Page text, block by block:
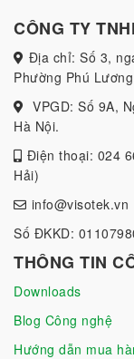
CÔNG TY
Địa chỉ: Số 3,
Phường Phú
VPGD: Số 9A,
Hà Nội.
Điện thoại: 024
Hải)
info@visotek.vn
Số ĐKKD:
THÔNG TIN
Downloads
Blog Công nghệ
Hướng dẫn mua